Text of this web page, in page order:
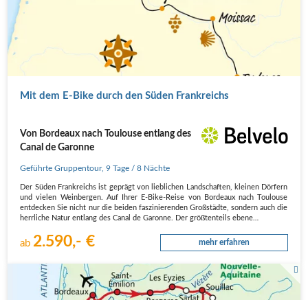
Mit dem E-Bike durch den Süden Frankreichs
Von Bordeaux nach Toulouse entlang des
Canal de Garonne
Geführte Gruppentour,9 Tage / 8 Nächte
Der Süden Frankreichs ist geprägt von lieblichen Landschaften, kleinen Dörfern
und vielen Weinbergen. Auf Ihrer E-Bike-Reise von Bordeaux nach Toulouse
entdecken Sie nicht nur die beiden faszinierenden Großstädte, sondern auch die
herrliche Natur entlang des Canal de Garonne. Der größtenteils ebene…
ab2.590,- € mehr erfahren